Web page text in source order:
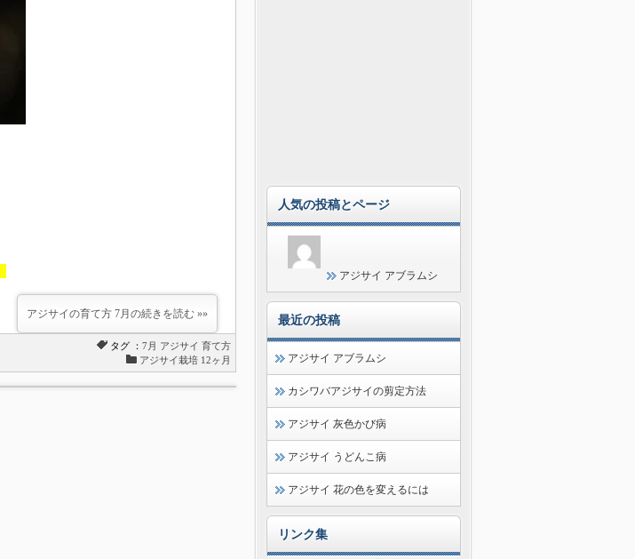
アジサイの育て方 7月の続きを読む »»
タグ ： 7月 アジサイ 育て方
アジサイ栽培 12ヶ月
人気の投稿とページ
アジサイ アブラムシ
最近の投稿
アジサイ アブラムシ
カシワバアジサイの剪定方法
アジサイ 灰色かび病
アジサイ うどんこ病
アジサイ 花の色を変えるには
リンク集